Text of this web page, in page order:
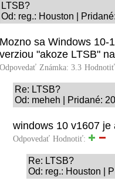
LTSB?
Od: reg.: Houston |
Mozno sa Windows 10-
verziou "akoze LTSB"
Odpovedať Známka: 3.3
Re: LTSB?
Od: meheh | Pridané:
windows 10 v1607 je
Odpovedať Hodnotiť:
Re: LTSB?
Od: reg.: Houston |